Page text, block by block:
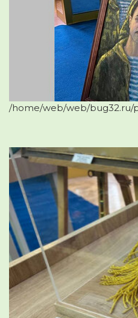
/home/web/web/bug32.ru/